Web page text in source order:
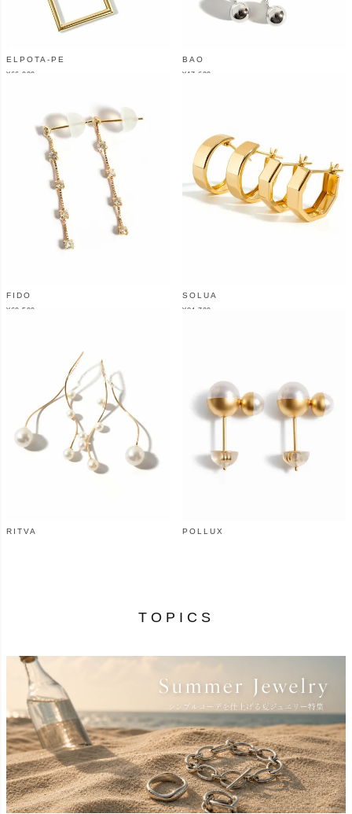
ELPOTA-PE
¥66,000
BAO
¥ 17,600
FIDO
¥60,500
SOLUA
¥84,700
RITVA POLLUX
TOPICS